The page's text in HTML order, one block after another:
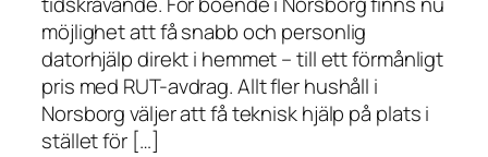
möjlighet att få snabb och personlig
datorhjälp direkt i hemmet – till ett förmånligt
pris med RUT-avdrag. Allt fler hushåll i
Norsborg väljer att få teknisk hjälp på plats i
stället för […]